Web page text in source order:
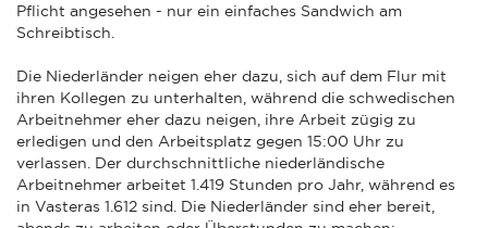
Pflicht angesehen - nur ein einfaches Sandwich am
Schreibtisch.
Die Niederländer neigen eher dazu, sich auf dem Flur mit
ihren Kollegen zu unterhalten, während die schwedischen
Arbeitnehmer eher dazu neigen, ihre Arbeit zügig zu
erledigen und den Arbeitsplatz gegen 15:00 Uhr zu
verlassen. Der durchschnittliche niederländische
Arbeitnehmer arbeitet 1.419 Stunden pro Jahr, während es
in Vasteras 1.612 sind. Die Niederländer sind eher bereit,